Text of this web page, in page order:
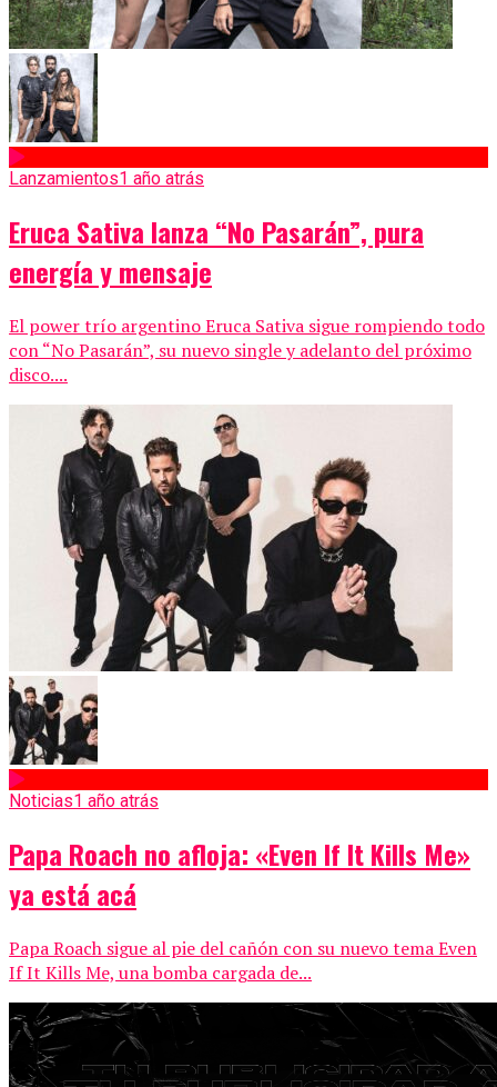
Lanzamientos1 año atrás
Eruca Sativa lanza “No Pasarán”, pura
energía y mensaje
El power trío argentino Eruca Sativa sigue rompiendo todo
con “No Pasarán”, su nuevo single y adelanto del próximo
disco....
Noticias1 año atrás
Papa Roach no afloja: «Even If It Kills Me»
ya está acá
Papa Roach sigue al pie del cañón con su nuevo tema Even
If It Kills Me, una bomba cargada de...